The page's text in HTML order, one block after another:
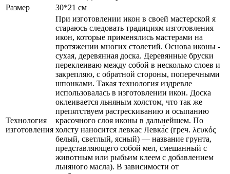
Размер
30*21 см
Технология
изготовления
При изготовлении икон в своей мастерской я
стараюсь следовать традициям изготовления
икон, которые применялись мастерами на
протяжении многих столетий. Основа иконы -
сухая, деревянная доска. Деревянные бруски
переклеиваю между собой в несколько слоев и
закрепляю, с обратной стороны, поперечными
шпонками. Такая технология издревле
использовалась в изготовлении икон. Доска
оклеивается льняным холстом, что так же
препятствуем растрескиванию и осыпанию
красочного слоя иконы в дальнейшем. По
холсту наносится левкас Левка́с (греч. λευκός
белый, светлый, ясный) — название грунта,
представляющего собой мел, смешанный с
животным или рыбьим клеем с добавлением
льняного масла). В зависимости от